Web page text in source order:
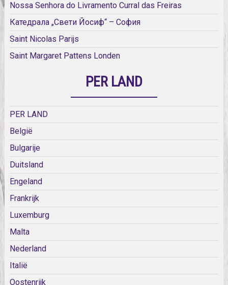
Nossa Senhora do Livramento Curral das Freiras
Катедрала „Свети Йосиф“ – София
Saint Nicolas Parijs
Saint Margaret Pattens Londen
PER LAND
PER LAND
België
Bulgarije
Duitsland
Engeland
Frankrijk
Luxemburg
Malta
Nederland
Italië
Oostenrijk